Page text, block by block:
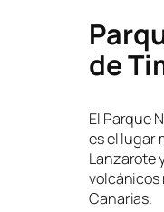
de
El Parque
es el lugar
Lanzarote
volcánicos
Canarias.